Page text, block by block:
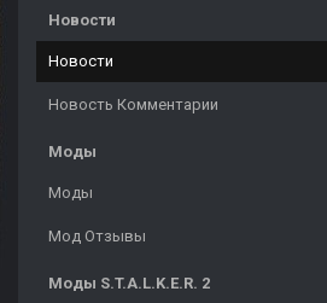
Новости
Новости
Новость Комментарии
Моды
Моды
Мод Отзывы
Моды S.T.A.L.K.E.R. 2